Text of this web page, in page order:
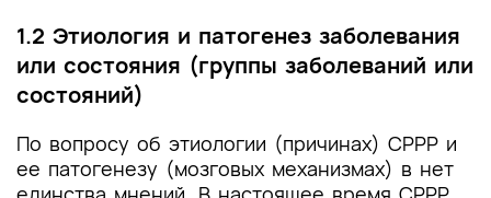
1.2 Этиология и патогенез заболевания
или состояния (группы заболеваний или
состояний)
По вопросу об этиологии (причинах) СРРР и
ее патогенезу (мозговых механизмах) в нет